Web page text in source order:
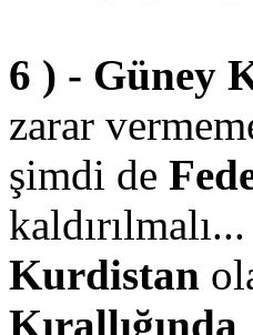
6 ) - Güney
zarar
şimdi de
Kurdistan
Kırallığında